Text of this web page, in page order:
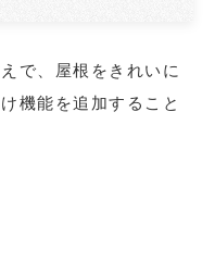
で、屋根をきれいに
機能を追加すること